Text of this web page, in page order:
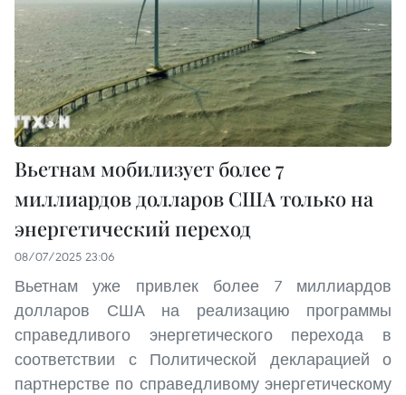
Вьетнам мобилизует более 7
миллиардов долларов США только на
энергетический переход
08/07/2025 23:06
Вьетнам уже привлек более 7 миллиардов
долларов США на реализацию программы
справедливого энергетического перехода в
соответствии с Политической декларацией о
партнерстве по справедливому энергетическому